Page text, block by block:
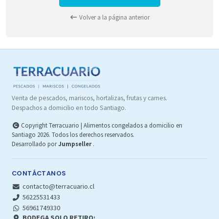
Volver a la página anterior
Venta de pescados, mariscos, hortalizas, frutas y carnes.
Despachos a domicilio en todo Santiago.
Copyright Terracuario | Alimentos congelados a domicilio en
Santiago 2026. Todos los derechos reservados.
Desarrollado porJumpseller .
CONTÁCTANOS
contacto@terracuario.cl
56225531433
56961749330